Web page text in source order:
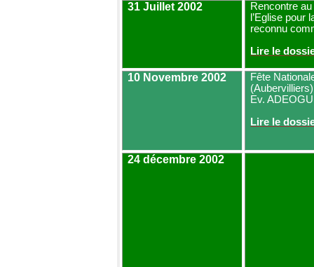
31 Juillet 2002
Rencontre
l’Eglise pour
reconnu
Lire le
10 Novembre 2002
Fête
Ev.
Lire le
24 décembre 2002